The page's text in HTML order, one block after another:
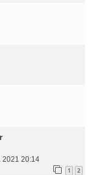
2021 20:14
1 2